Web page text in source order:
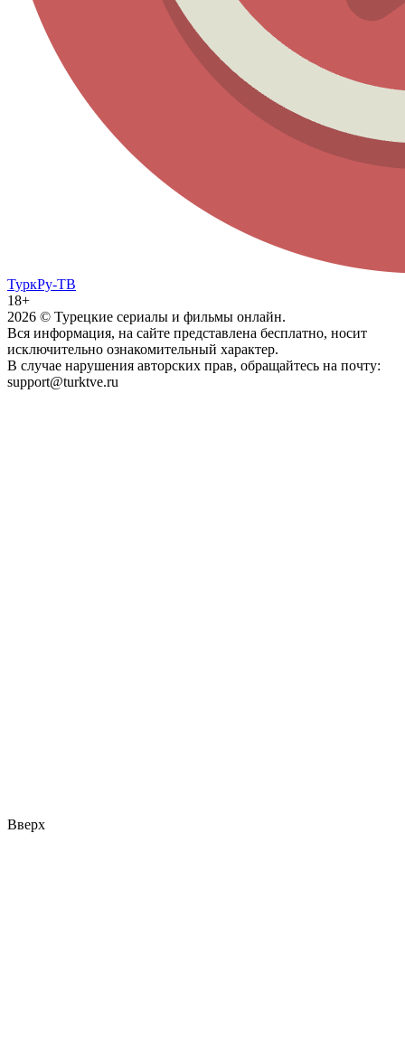
ТуркРу-ТВ
18+
2026 © Турецкие сериалы и фильмы онлайн.
Вся информация, на сайте представлена бесплатно, носит
исключительно ознакомительный характер.
В случае нарушения авторских прав, обращайтесь на почту:
support@turktve.ru
Вверх